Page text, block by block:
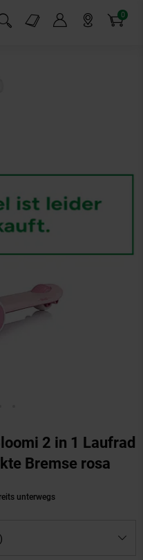
einblenden
Markt-Angebote 0
Artikel
2 in 1 Laufrad
Bremse rosa
unterwegs